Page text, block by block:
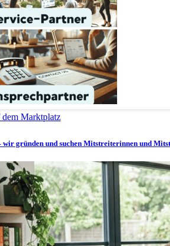
dem Marktplatz
wir gründen und suchen Mitstreiterinnen und